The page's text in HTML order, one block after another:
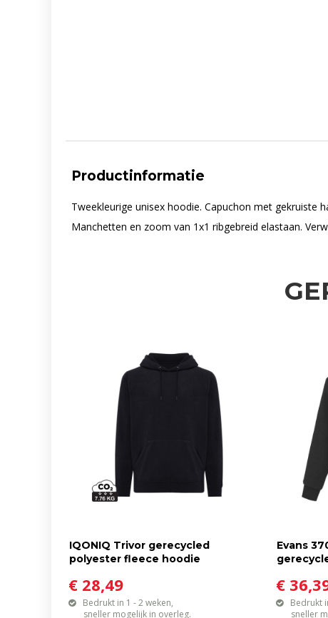
Productinformatie
Tweekleurige unisex hoodie. Capuchon met gekruiste
Manchetten en zoom van 1x1 ribgebreid elastaan.
IQONIQ Trivor gerecycled
polyester fleece hoodie
€ 28,49
Bedrukt in 1 - 2 weken,
sneller mogelijk in overleg.
Evans
€
Bedrukt
sneller